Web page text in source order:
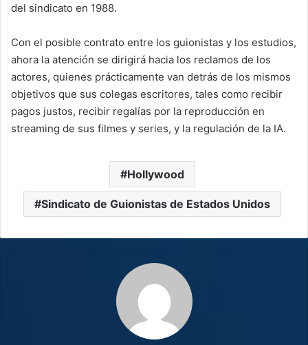
del sindicato en 1988.
Con el posible contrato entre los guionistas y los estudios,
ahora la atención se dirigirá hacia los reclamos de los
actores, quienes prácticamente van detrás de los mismos
objetivos que sus colegas escritores, tales como recibir
pagos justos, recibir regalías por la reproducción en
streaming de sus filmes y series, y la regulación de la IA.
Hollywood
Sindicato de Guionistas de Estados Unidos